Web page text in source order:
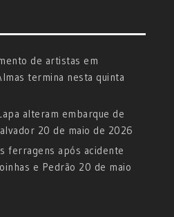
de artistas em
termina nesta quinta
alteram embarque de
20 de maio de 2026
ferragens após acidente
e Pedrão 20 de maio